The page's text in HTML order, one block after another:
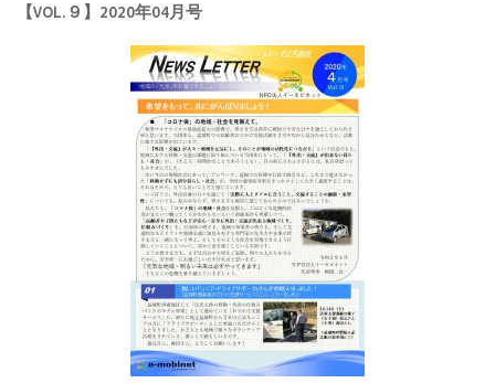
【VOL.９】2020年04月号